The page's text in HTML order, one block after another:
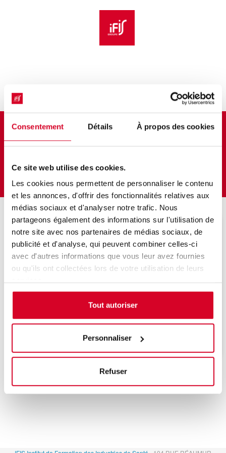
Consentement Détails À propos des cookies
Ce site web utilise des cookies.
Les cookies nous permettent de personnaliser le contenu
et les annonces, d'offrir des fonctionnalités relatives aux
médias sociaux et d'analyser notre trafic. Nous
partageons également des informations sur l'utilisation de
notre site avec nos partenaires de médias sociaux, de
publicité et d'analyse, qui peuvent combiner celles-ci
avec d'autres informations que vous leur avez fournies
ou qu'ils ont collectées lors de votre utilisation de leurs
Tout autoriser
Personnaliser
Refuser
Posture terrain et relation client en
environnement hospitalier
Veuillez décrire votre situation
Une date sera bientôt programmée, n'hésitez
prochaine session de formation.